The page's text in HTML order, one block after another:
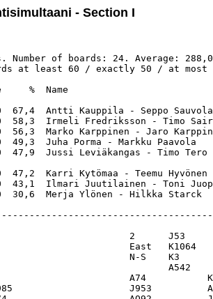
- Section I
of boards: 24. Average:
at least 60 / exactly 50 / at most
%  Name
67,4  Antti Kauppila -
58,3  Irmeli Fredriksson -
56,3  Marko Karppinen -
49,3  Juha Porma - Markku
47,9  Jussi Leviäkangas -
47,2  Karri Kytömaa - Teemu
43,1  Ilmari Juutilainen - Toni